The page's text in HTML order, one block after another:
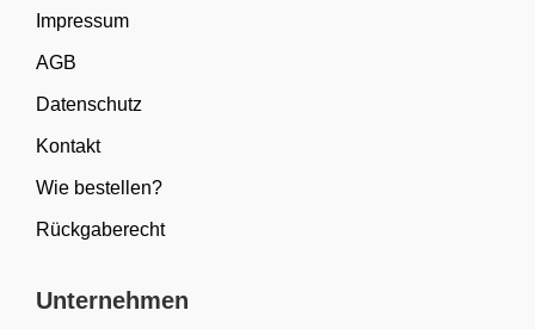
Impressum
AGB
Datenschutz
Kontakt
Wie bestellen?
Rückgaberecht
Unternehmen